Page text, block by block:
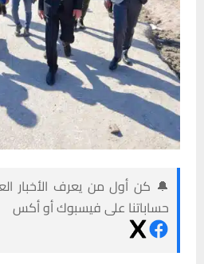
🔔 كن أول من يعرف الأخبار
حساباتنا على فيسبوك أو أكس